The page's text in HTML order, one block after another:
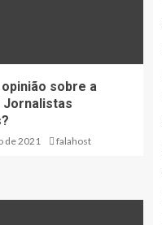
opinião sobre a
Jornalistas
de 2021 falahost